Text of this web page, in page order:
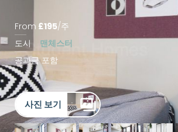
From £195/주
도시
맨체스터
공과금 포함
사진 보기